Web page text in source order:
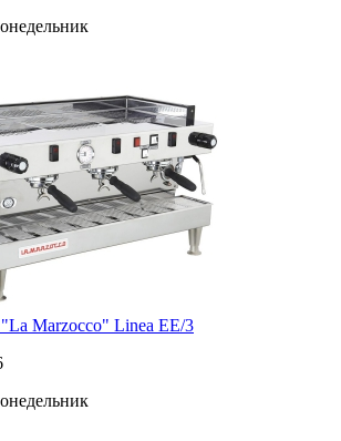
Marzocco" Linea EE/3